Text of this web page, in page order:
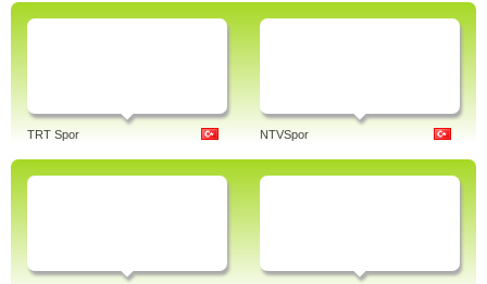
TRT Spor NTVSpor